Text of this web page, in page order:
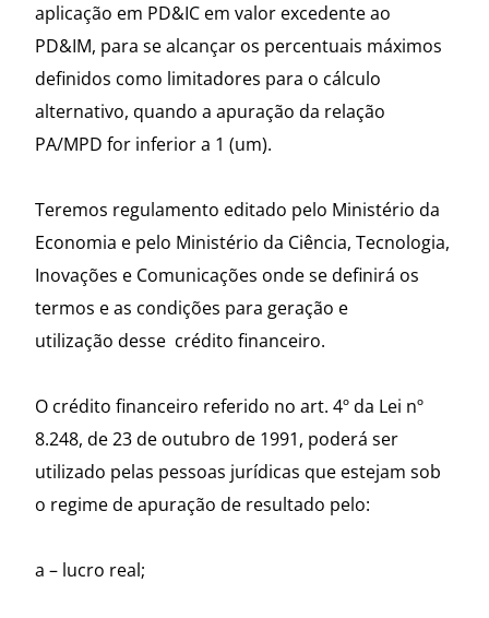
aplicação em PD&IC em valor excedente ao
PD&IM, para se alcançar os percentuais máximos
definidos como limitadores para o cálculo
alternativo, quando a apuração da relação
PA/MPD for inferior a 1 (um).
Teremos regulamento editado pelo Ministério da
Economia e pelo Ministério da Ciência, Tecnologia,
Inovações e Comunicações onde se definirá os
termos e as condições para geração e
utilização desse crédito financeiro.
O crédito financeiro referido no art. 4º da Lei nº
8.248, de 23 de outubro de 1991, poderá ser
utilizado pelas pessoas jurídicas que estejam sob
o regime de apuração de resultado pelo:
a – lucro real;